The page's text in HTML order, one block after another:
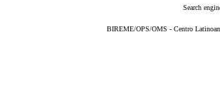
Search
BIREME/OPS/OMS - Centro